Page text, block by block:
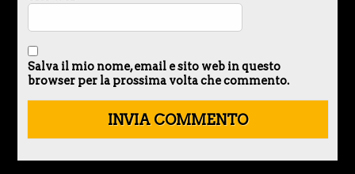
Salva il mio nome, email e sito web in questo
browser per la prossima volta che commento.